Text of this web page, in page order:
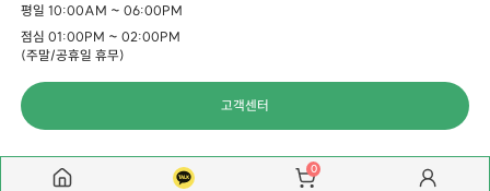
평일 10:00AM ~ 06:00PM
점심 01:00PM ~ 02:00PM
(주말/공휴일 휴무)
고객센터
0